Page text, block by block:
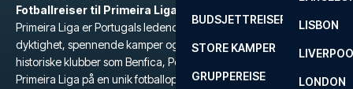
LISBON
LONDON
BUDSJETTREISER
STORE KAMPER
GRUPPEREISE
Fotballreiser til Primeira Liga-kamper
Primeira Liga er Portugals ledende fotballiga, kjent for sin tekniske
dyktighet, spennende kamper og lidenskapelige fans. Med
historiske klubber som Benfica, Porto, Sporting CP og Braga, byr
Primeira Liga på en unik fotballopplevelse med en blanding av